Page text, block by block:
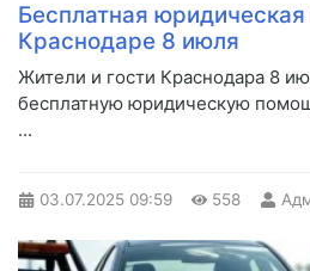
Бесплатная
Краснодаре 8 июля
Жители и гости Краснодара 8
бесплатную юридическую
...
03.07.2025 09:59 558